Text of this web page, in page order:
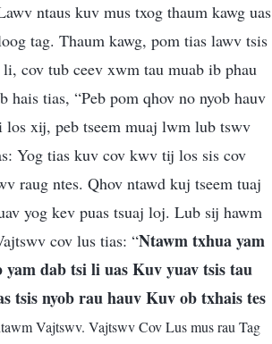
ntaus kuv mus txog thaum kawg uas
tag. Thaum kawg, pom tias lawv tsis
cov tub ceev xwm tau muab ib phau
tias, “Peb pom qhov no nyob hauv
los xij, peb tseem muaj lwm lub tswv
Yog tias kuv cov kwv tij los sis cov
raug ntes. Qhov ntawd kuj tseem tuaj
yog kev puas tsuaj loj. Lub sij hawm
cov lus tias: “Ntawm txhua yam
dab tsi li uas Kuv yuav tsis tau
tsis nyob rau hauv Kuv ob txhais tes
Vajtswv. Vajtswv Cov Lus mus rau Tag